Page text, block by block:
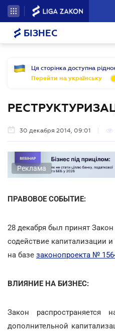
БІЗНЕС
Ця сторінка доступна
Перейти на українську
30 декабря 2014, 09:01
Реклама
ПРАВОВОЕ СОБЫТИЕ:
28 декабря был принят
содействие капитализации и
на базе законопроекта №
ВЛИЯНИЕ НА БИЗНЕС:
Закон
дополнительной